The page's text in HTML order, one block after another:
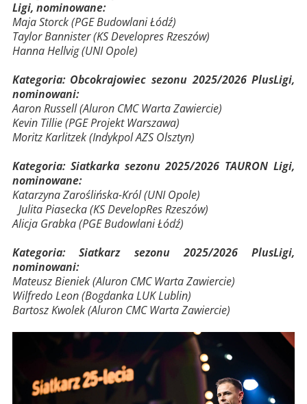
Ligi, nominowane:
Maja Storck (PGE Budowlani Łódź)
Taylor Bannister (KS Developres Rzeszów)
Hanna Hellvig (UNI Opole)
Kategoria: Obcokrajowiec sezonu 2025/2026 PlusLigi,
nominowani:
Aaron Russell (Aluron CMC Warta Zawiercie)
Kevin Tillie (PGE Projekt Warszawa)
Moritz Karlitzek (Indykpol AZS Olsztyn)
Kategoria: Siatkarka sezonu 2025/2026 TAURON Ligi,
nominowane:
Katarzyna Zaroślińska-Król (UNI Opole)
Julita Piasecka (KS DevelopRes Rzeszów)
Alicja Grabka (PGE Budowlani Łódź)
Kategoria: Siatkarz sezonu 2025/2026 PlusLigi,
nominowani:
Mateusz Bieniek (Aluron CMC Warta Zawiercie)
Wilfredo Leon (Bogdanka LUK Lublin)
Bartosz Kwolek (Aluron CMC Warta Zawiercie)